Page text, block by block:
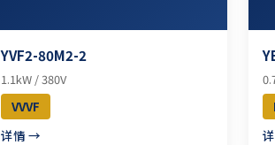
YVF2-80M2-2
1.1kW / 380V
VVVF
详情 →